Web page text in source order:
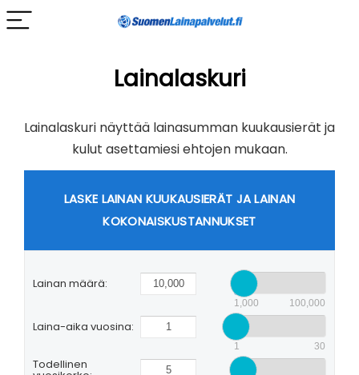
Lainalaskuri
Lainalaskuri näyttää lainasumman kuukausierät ja
kulut asettamiesi ehtojen mukaan.
LASKE LAINAN KUUKAUSIERÄT JA LAINAN
KOKONAISKUSTANNUKSET
Lainan määrä:
1,000 100,000
Laina-aika vuosina:
1 30
Todellinen